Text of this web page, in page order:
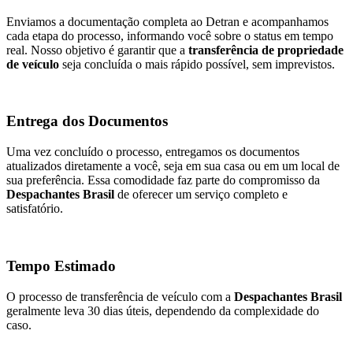
Enviamos a documentação completa ao Detran e acompanhamos
cada etapa do processo, informando você sobre o status em tempo
real. Nosso objetivo é garantir que a transferência de propriedade
de veículo seja concluída o mais rápido possível, sem imprevistos.
Entrega dos Documentos
Uma vez concluído o processo, entregamos os documentos
atualizados diretamente a você, seja em sua casa ou em um local de
sua preferência. Essa comodidade faz parte do compromisso da
Despachantes Brasil de oferecer um serviço completo e
satisfatório.
Tempo Estimado
O processo de transferência de veículo com a Despachantes Brasil
geralmente leva 30 dias úteis, dependendo da complexidade do
caso.